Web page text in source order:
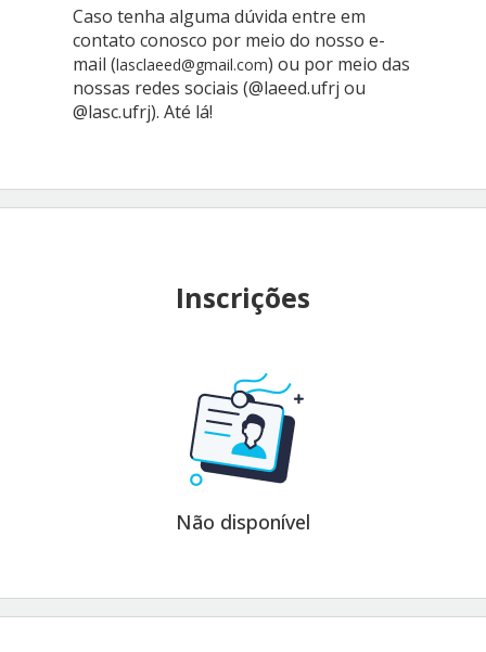
Caso tenha alguma dúvida entre em
contato conosco por meio do nosso e-
mail (lasclaeed@gmail.com) ou por meio das
nossas redes sociais (@laeed.ufrj ou
@lasc.ufrj). Até lá!
Inscrições
Não disponível